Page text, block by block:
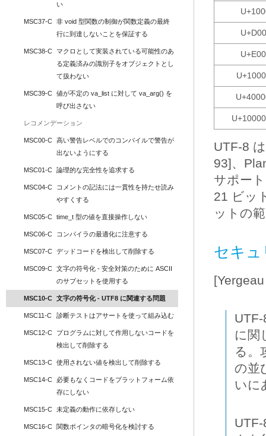
UTF-8
93]、
サポー
21 ビッ
ットの
セキュ
に関
る。
の並
いに
い
MSC37-C 非 void 型関数の制御が関数定義の最終
行に到達しないことを保証する
MSC38-C
マクロとして実装されている可能性のあ
る定義済みの識別子をオブジェクトとし
て扱わない
MSC39-C 値が不定の va_list に対して va_arg() を
呼び出さない
レコメンデーション
MSC00-C 高い警告レベルでのコンパイルで警告が
出ないようにする
MSC01-C 論理的な完全性を追求する
MSC04-C
コメントの記法には一貫性を持たせ読み
やすくする
MSC05-C time_t 型の値を直接操作しない
MSC06-C コンパイラの最適化に注意する
MSC07-C デッドコードを検出して削除する
MSC09-C 文字の符号化 - 安全対策のために ASCII
のサブセットを使用する
MSC10-C 文字の符号化 - UTF8 に関連する問題
MSC11-C 診断テストはアサートを使って組み込む
MSC12-C
プログラムに対して作用しないコードを
検出して削除する
MSC13-C 使用されない値を検出して削除する
MSC14-C
必要もなくコードをプラットフォーム依
存にしない
MSC15-C 未定義の動作に依存しない
MSC16-C 関数ポインタの暗号化を検討する